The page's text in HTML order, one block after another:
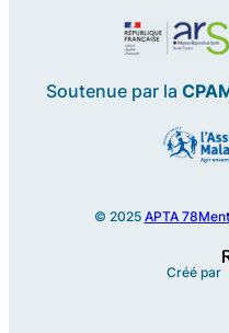
Soutenue par la
© 2025 APTA 78
Créé par